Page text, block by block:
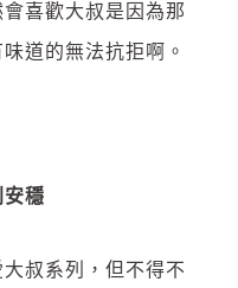
喜歡大叔是因為那
道的無法抗拒啊。
安穩
叔系列，但不得不